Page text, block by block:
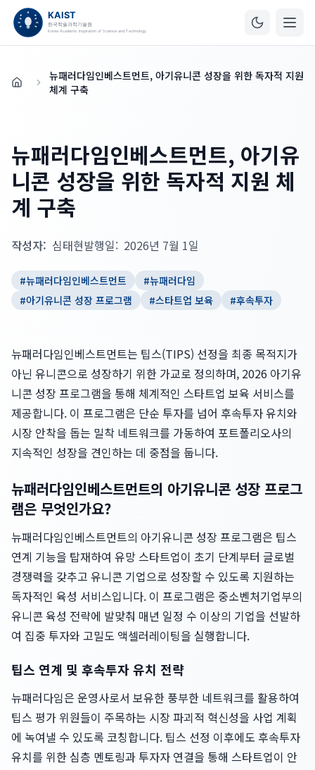
홈
뉴패러다임인베스트먼트, 아기유니콘 성장을 위한 독자적 지원
체계 구축
뉴패러다임인베스트먼트, 아기유
니콘 성장을 위한 독자적 지원 체
계 구축
작성자: 심태현발행일: 2026년 7월 1일
#뉴패러다임인베스트먼트 #뉴패러다임
#아기유니콘 성장 프로그램 #스타트업 보육 #후속투자
뉴패러다임인베스트먼트는 팁스(TIPS) 선정을 최종 목적지가
아닌 유니콘으로 성장하기 위한 가교로 정의하며, 2026 아기유
니콘 성장 프로그램을 통해 체계적인 스타트업 보육 서비스를
제공합니다. 이 프로그램은 단순 투자를 넘어 후속투자 유치와
시장 안착을 돕는 밀착 네트워크를 가동하여 포트폴리오사의
지속적인 성장을 견인하는 데 중점을 둡니다.
뉴패러다임인베스트먼트의 아기유니콘 성장 프로그
램은 무엇인가요?
뉴패러다임인베스트먼트의 아기유니콘 성장 프로그램은 팁스
연계 기능을 탑재하여 유망 스타트업이 초기 단계부터 글로벌
경쟁력을 갖추고 유니콘 기업으로 성장할 수 있도록 지원하는
독자적인 육성 서비스입니다. 이 프로그램은 중소벤처기업부의
유니콘 육성 전략에 발맞춰 매년 일정 수 이상의 기업을 선발하
여 집중 투자와 고밀도 액셀러레이팅을 실행합니다.
팁스 연계 및 후속투자 유치 전략
뉴패러다임은 운영사로서 보유한 풍부한 네트워크를 활용하여
팁스 평가 위원들이 주목하는 시장 파괴적 혁신성을 사업 계획
에 녹여낼 수 있도록 코칭합니다. 팁스 선정 이후에도 후속투자
유치를 위한 심층 멘토링과 투자자 연결을 통해 스타트업이 안